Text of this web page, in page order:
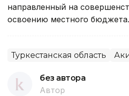
направленный на
освоению местного бюджета.
Туркестанская область
без автора
Автор